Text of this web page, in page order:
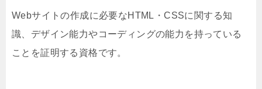
Webサイトの作成に必要なHTML・CSSに関する知
識、デザイン能力やコーディングの能力を持っている
ことを証明する資格です。